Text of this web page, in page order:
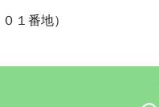
１番地）